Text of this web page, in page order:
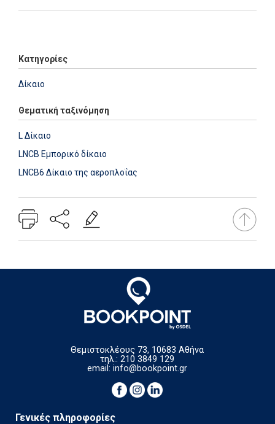
Κατηγορίες
Δίκαιο
Θεματική ταξινόμηση
L Δίκαιο
LNCB Εμπορικό δίκαιο
LNCB6 Δίκαιο της αεροπλοΐας
Θεμιστοκλέους 73, 10683 Αθήνα
τηλ.: 210 3849 129
email:info@bookpoint.gr
Γενικές πληροφορίες